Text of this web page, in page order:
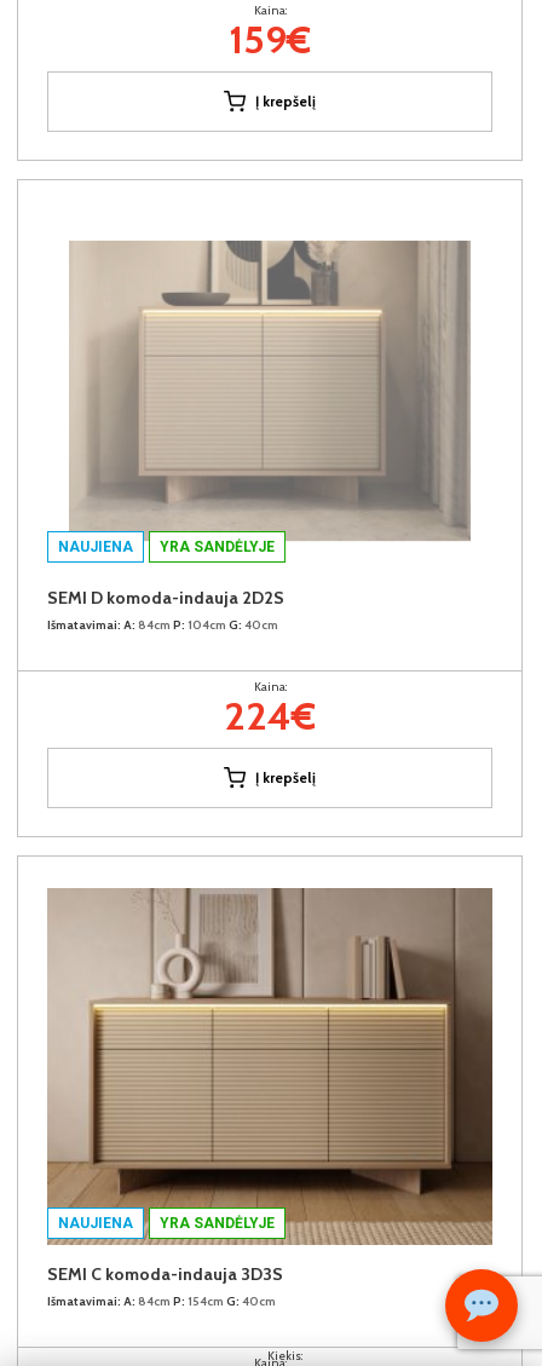
Kiekis:
Kaina:
159€
Į krepšelį
NAUJIENA YRA SANDĖLYJE
SEMI D komoda-indauja 2D2S
Išmatavimai: A: 84cm P: 104cm G: 40cm
Kaina:
224€
Į krepšelį
NAUJIENA YRA SANDĖLYJE
SEMI C komoda-indauja 3D3S
Išmatavimai: A: 84cm P: 154cm G: 40cm
Kaina: